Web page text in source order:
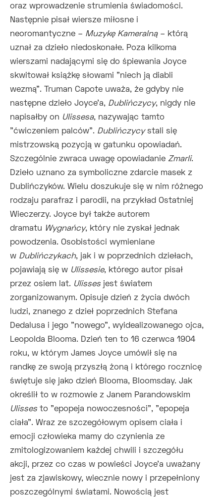
oraz wprowadzenie strumienia świadomości.
Następnie pisał wiersze miłosne i
neoromantyczne – Muzykę Kameralną– którą
uznał za dzieło niedoskonałe. Poza kilkoma
wierszami nadającymi się do śpiewania Joyce
skwitował książkę słowami "niech ją diabli
wezmą". Truman Capote uważa, że gdyby nie
następne dzieło Joyce'a, Dublińczycy, nigdy nie
napisałby on Ulissesa, nazywając tamto
"ćwiczeniem palców". Dublińczycystali się
mistrzowską pozycją w gatunku opowiadań.
Szczególnie zwraca uwagę opowiadanie Zmarli.
Dzieło uznano za symboliczne zdarcie masek z
Dublińczyków. Wielu doszukuje się w nim różnego
rodzaju parafraz i parodii, na przykład Ostatniej
Wieczerzy. Joyce był także autorem
dramatu Wygnańcy, który nie zyskał jednak
powodzenia. Osobistości wymieniane
w Dublińczykach, jak i w poprzednich dziełach,
pojawiają się w Ulissesie, którego autor pisał
przez osiem lat. Ulisses jest światem
zorganizowanym. Opisuje dzień z życia dwóch
ludzi, znanego z dzieł poprzednich Stefana
Dedalusa i jego "nowego", wyidealizowanego ojca,
Leopolda Blooma. Dzień ten to 16 czerwca 1904
roku, w którym James Joyce umówił się na
randkę ze swoją przyszłą żoną i którego rocznicę
świętuje się jako dzień Blooma, Bloomsday. Jak
określił to w rozmowie z Janem Parandowskim
Ulisses to "epopeja nowoczesności", "epopeja
ciała". Wraz ze szczegółowym opisem ciała i
emocji człowieka mamy do czynienia ze
zmitologizowaniem każdej chwili i szczegółu
akcji, przez co czas w powieści Joyce'a uważany
jest za zjawiskowy, wiecznie nowy i przepełniony
poszczególnymi światami. Nowością jest